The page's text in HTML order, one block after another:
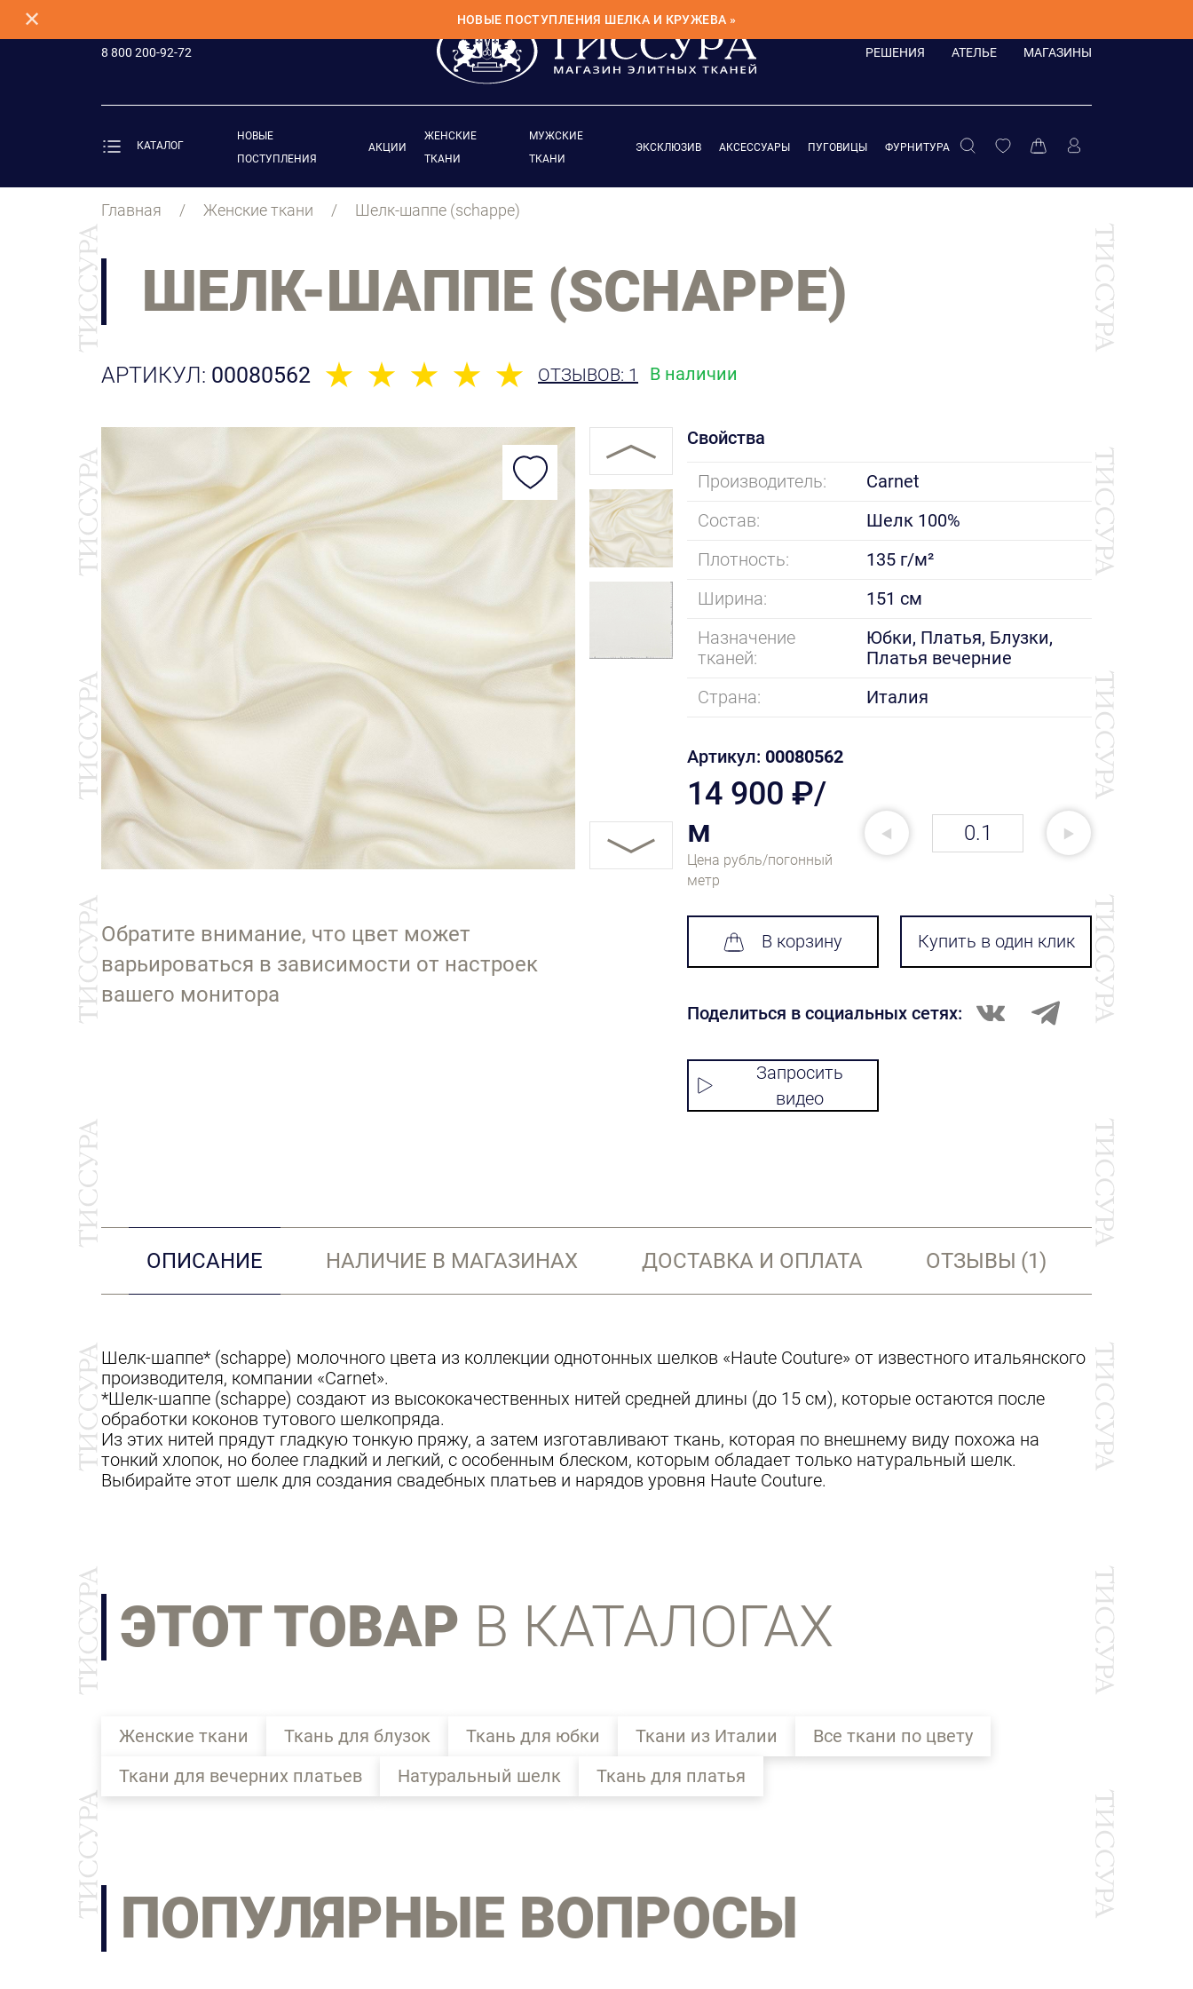
✕ НОВЫЕ ПОСТУПЛЕНИЯ ШЕЛКА И КРУЖЕВА »
8 800 200-92-72 РЕШЕНИЯ АТЕЛЬЕ МАГАЗИНЫ
КАТАЛОГ
НОВЫЕ
ПОСТУПЛЕНИЯ
АКЦИИ
ЖЕНСКИЕ
ТКАНИ
МУЖСКИЕ
ТКАНИ
ЭКСКЛЮЗИВ АКСЕССУАРЫ ПУГОВИЦЫ ФУРНИТУРА
Главная Женские ткани Шелк-шаппе (schappe)
ШЕЛК-ШАППЕ (SCHAPPE)
АРТИКУЛ: 00080562 ОТЗЫВОВ: 1 В наличии
Обратите внимание, что цвет может
варьироваться в зависимости от настроек
вашего монитора
Свойства
Производитель:
Carnet
Состав:
Шелк 100%
Плотность:
135 г/м²
Ширина:
151 см
Назначение
тканей:
Юбки, Платья, Блузки,
Платья вечерние
Страна:
Италия
Артикул: 00080562
14 900 ₽/
м
Цена рубль/погонный
метр
В корзину Купить в один клик
Поделиться в социальных сетях:
Запросить
видео
ОПИСАНИЕ НАЛИЧИЕ В МАГАЗИНАХ ДОСТАВКА И ОПЛАТА ОТЗЫВЫ (1)
Шелк-шаппе* (schappe) молочного цвета из коллекции однотонных шелков «Haute Couture» от известного итальянского
производителя, компании «Carnet».
*Шелк-шаппе (schappe) создают из высококачественных нитей средней длины (до 15 см), которые остаются после
обработки коконов тутового шелкопряда.
Из этих нитей прядут гладкую тонкую пряжу, а затем изготавливают ткань, которая по внешнему виду похожа на
тонкий хлопок, но более гладкий и легкий, с особенным блеском, которым обладает только натуральный шелк.
Выбирайте этот шелк для создания свадебных платьев и нарядов уровня Haute Couture.
ЭТОТ ТОВАР В КАТАЛОГАХ
Женские ткани Ткань для блузок Ткань для юбки Ткани из Италии
Все ткани по цвету
Ткани для вечерних платьев
Натуральный шелк Ткань для платья
ПОПУЛЯРНЫЕ ВОПРОСЫ